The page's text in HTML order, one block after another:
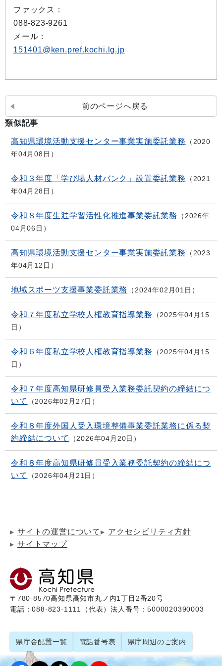
ファックス：
088-823-9261
メール：
151401@ken.pref.kochi.lg.jp
前のページへ戻る
類似記事
高知県環境活動支援センター事業実施委託業務
2020
年04月08日
令和３年度「学び場人材バンク」設置委託業務
2021
年04月28日
令和８年度生涯学習活性化推進事業委託業務
2026年
04月06日
高知県環境活動支援センター事業実施委託業務
2023
年04月12日
地域スポーツ支援事業委託業務 2024年02月01日
令和７年度私立学校人権教育指導業務
2025年04月15
日
令和６年度私立学校人権教育指導業務
2025年04月15
日
令和７年度高知県研修員受入業務委託契約の締結につ
いて
2026年02月27日
令和８年度外国人受入環境整備事業委託業務に係る契
約締結について
2026年04月20日
令和８年度高知県研修員受入業務委託契約の締結につ
いて
2026年04月21日
サイトの運営について
アクセシビリティ方針
サイトマップ
〒780-8570高知県高知市丸ノ内1丁目2番20号
電話：088-823-1111（代表）法人番号：5000020390003
県庁舎配置一覧 電話番号表 県庁周辺のご案内